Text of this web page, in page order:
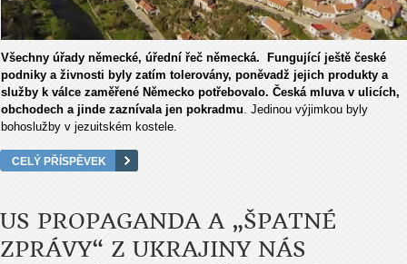
Všechny úřady německé, úřední řeč německá. Fungující ještě české
podniky a živnosti byly zatím tolerovány, poněvadž jejich produkty a
služby k válce zaměřené Německo potřebovalo. Česká mluva v ulicích,
obchodech a jinde zaznívala jen pokradmu. Jedinou výjimkou byly
bohoslužby v jezuitském kostele.
CELÝ PŘÍSPĚVEK
US PROPAGANDA A „ŠPATNÉ
ZPRÁVY“ Z UKRAJINY NÁS